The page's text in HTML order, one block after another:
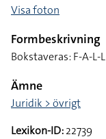
Visa foton
Formbeskrivning
Bokstaveras: F-A-L-L
Ämne
Juridik > övrigt
Lexikon-ID:22739